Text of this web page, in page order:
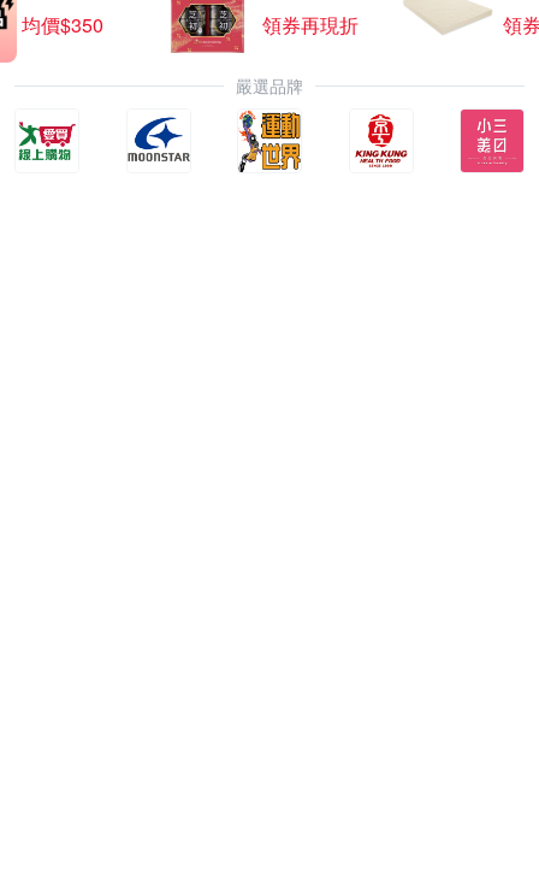
均價$350
領券再現折
領
嚴選品牌